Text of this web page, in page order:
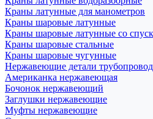
Краны латунные для манометров
Краны шаровые латунные
Краны шаровые латунные со
Краны шаровые стальные
Краны шаровые чугунные
Нержавеющие детали
Американка нержавеющая
Бочонок нержавеющий
Заглушки нержавеющие
Муфты нержавеющие